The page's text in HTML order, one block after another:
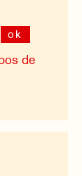
ok
de